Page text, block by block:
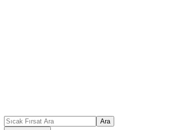
Ara